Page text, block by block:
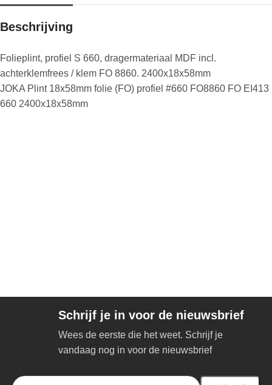
Beschrijving
Folieplint, profiel S 660, dragermateriaal MDF incl.
achterklemfrees / klem FO 8860. 2400x18x58mm
JOKA Plint 18x58mm folie (FO) profiel #660 FO8860 FO EI413
660 2400x18x58mm
Schrijf je in voor de nieuwsbrief
Wees de eerste die het weet. Schrijf je
vandaag nog in voor de nieuwsbrief